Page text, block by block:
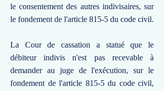
le consentement des autres indivisaires, sur
le fondement de l'article 815-5 du code civil.
La Cour de cassation a statué que le
débiteur indivis n'est pas recevable à
demander au juge de l'exécution, sur le
fondement de l'article 815-5 du code civil,